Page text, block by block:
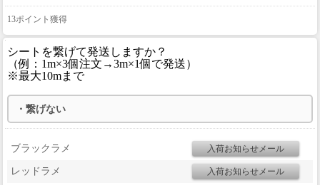
13ポイント獲得
シートを繋げて発送しますか？
（例：1m×3個注文→3m×1個で発送）
※最大10mまで
ブラックラメ
レッドラメ